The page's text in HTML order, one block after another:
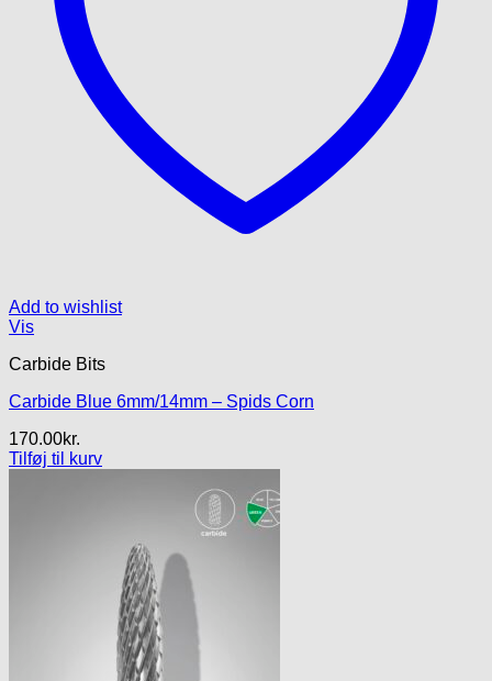
Add to wishlist
Vis
Carbide Bits
Carbide Blue 6mm/14mm – Spids Corn
170.00kr.
Tilføj til kurv